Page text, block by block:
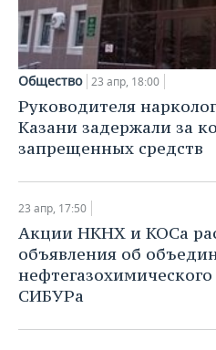
НЕФТЕХИМИЯ
НЕФТЬ
ОПК
ЭНЕРГЕТИКА
РОЗНИЧНАЯ ТОРГОВЛЯ
ТРАНСПОРТ
УСЛУГИ
НОВОСТИ ТЕХНОЛОГИЙ
IT
МЕДИА
ТЕЛЕКОММУНИКАЦИИ
МЕРОПРИЯТИЯ
НОВОСТИ МЕРОПРИЯТИЙ
ВЫЕЗДНАЯ РЕДАКЦИЯ
БИЗНЕС-БРАНЧИ
ONLINE-КОНФЕРЕНЦИИ
ОТКРЫТАЯ ЛЕКЦИЯ
СПОРТ
НОВОСТИ СПОРТА
ФУТБОЛ
ХОККЕЙ
БАСКЕТБОЛ
ВОЛЕЙБОЛ
КИБЕРСПОРТ
ОБЩЕСТВО
НОВОСТИ ОБЩЕСТВА
ВЛАСТЬ
ИНФРАСТРУКТУРА
ИСТОРИЯ
КУЛЬТУРА
ФОТОГАЛЕРЕЯ
СЮЖЕТЫ
СПРАВОЧНИК
СПИСОК ПЕРСОН
СПИСОК КОМПАНИЙ
ПОЛНАЯ ВЕРСИЯ
Общество 23 апр, 18:00
Руководителя
Казани задержали за
запрещенных средств
23 апр, 17:50
Акции НКНХ и КОСа
объявления об
СИБУРа